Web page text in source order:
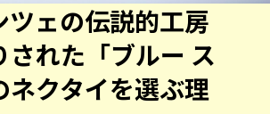
ツェの伝説的工房
された「ブルー ス
ネクタイを選ぶ理